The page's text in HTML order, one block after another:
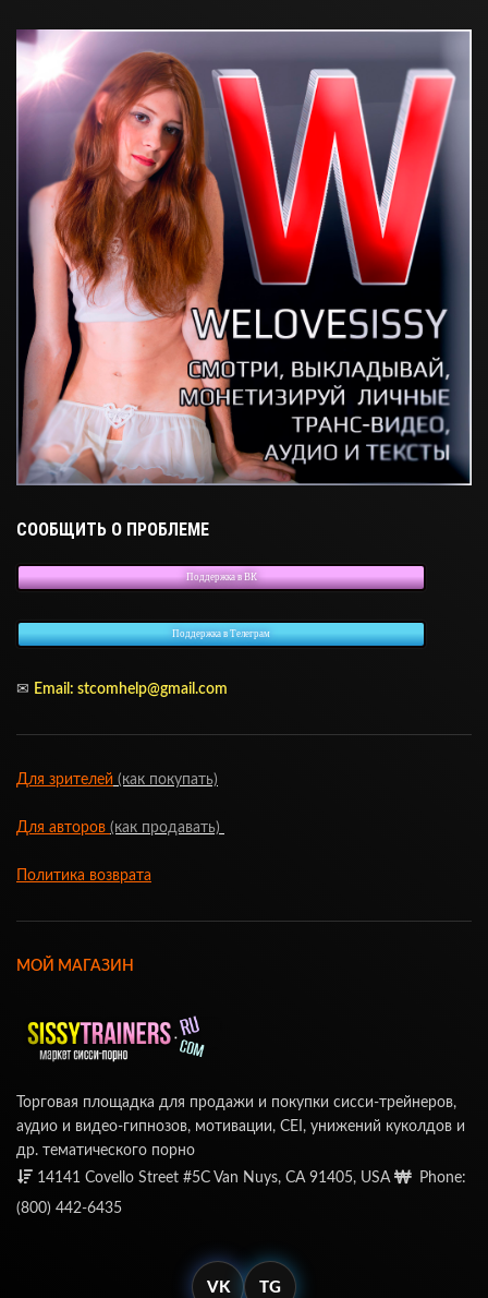
СООБЩИТЬ О ПРОБЛЕМЕ
Поддержка в ВК
Поддержка в Телеграм
✉ Email: stcomhelp@gmail.com
Для зрителей (как покупать)
Для авторов (как продавать)
Политика возврата
МОЙ МАГАЗИН
Торговая площадка для продажи и покупки сисси-трейнеров,
аудио и видео-гипнозов, мотивации, CEI, унижений куколдов и
др. тематического порно
14141 Covello Street #5C Van Nuys, CA 91405, USA
Phone:
(800) 442-6435
VK TG